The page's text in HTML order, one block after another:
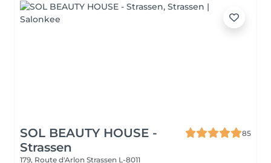
SOL BEAUTY HOUSE -
Strassen
85
179, Route d'Arlon Strassen L-8011